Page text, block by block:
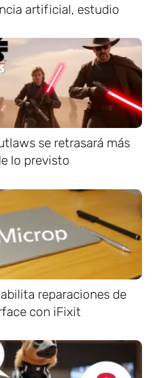
artificial, estudio
se retrasará más
lo previsto
reparaciones de
con iFixit